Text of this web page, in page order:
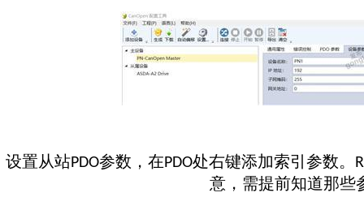
设置从站PDO参数，在PDO处右键添加索引参数。
意，需提前知道那些